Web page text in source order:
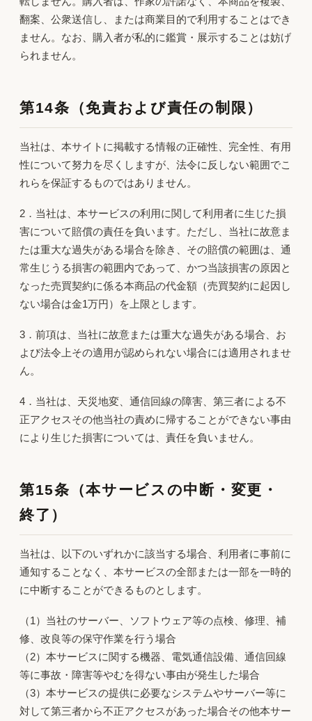
翻案、公衆送信し、または商業目的で利用することはでき
ません。なお、購入者が私的に鑑賞・展示することは妨げ
られません。
第14条（免責および責任の制限）
当社は、本サイトに掲載する情報の正確性、完全性、有用
性について努力を尽くしますが、法令に反しない範囲でこ
れらを保証するものではありません。
2．当社は、本サービスの利用に関して利用者に生じた損
害について賠償の責任を負います。ただし、当社に故意ま
たは重大な過失がある場合を除き、その賠償の範囲は、通
常生じうる損害の範囲内であって、かつ当該損害の原因と
なった売買契約に係る本商品の代金額（売買契約に起因し
ない場合は金1万円）を上限とします。
3．前項は、当社に故意または重大な過失がある場合、お
よび法令上その適用が認められない場合には適用されませ
ん。
4．当社は、天災地変、通信回線の障害、第三者による不
正アクセスその他当社の責めに帰することができない事由
により生じた損害については、責任を負いません。
第15条（本サービスの中断・変更・
終了）
当社は、以下のいずれかに該当する場合、利用者に事前に
通知することなく、本サービスの全部または一部を一時的
に中断することができるものとします。
（1）当社のサーバー、ソフトウェア等の点検、修理、補
修、改良等の保守作業を行う場合
（2）本サービスに関する機器、電気通信設備、通信回線
等に事故・障害等やむを得ない事由が発生した場合
（3）本サービスの提供に必要なシステムやサーバー等に
対して第三者から不正アクセスがあった場合その他本サー